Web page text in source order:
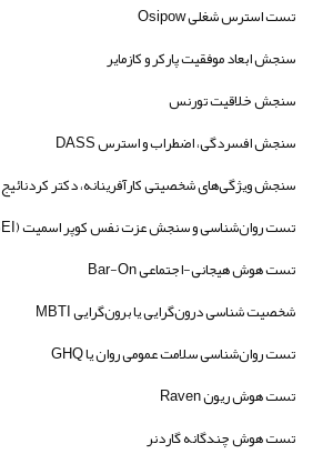
تست استرس شغلی Osipow
سنجش ابعاد موفقیت پارکر و کازمایر
سنجش خلاقیت تورنس
سنجش افسردگی، اضطراب و استرس DASS
سنجش ویژگی‌های شخصیتی کارآفرینانه، دکتر کردنائیج
تست روان‌شناسی و سنجش عزت نفس کوپر اسمیت (CSEI)
تست هوش هیجانی-اجتماعی Bar-On
شخصیت شناسی درون‌گرایی یا برون‌گرایی MBTI
تست روان‌شناسی سلامت عمومی روان یا GHQ
تست هوش ریون Raven
تست هوش چندگانه گاردنر